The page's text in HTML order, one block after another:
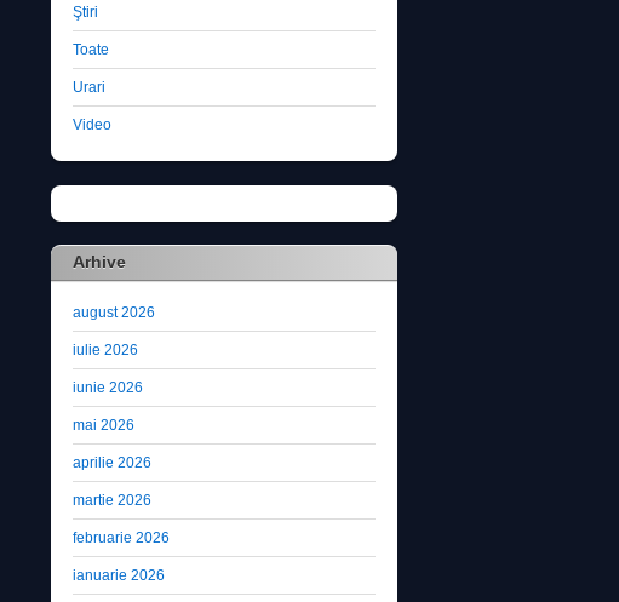
Ştiri
Toate
Urari
Video
Arhive
august 2026
iulie 2026
iunie 2026
mai 2026
aprilie 2026
martie 2026
februarie 2026
ianuarie 2026